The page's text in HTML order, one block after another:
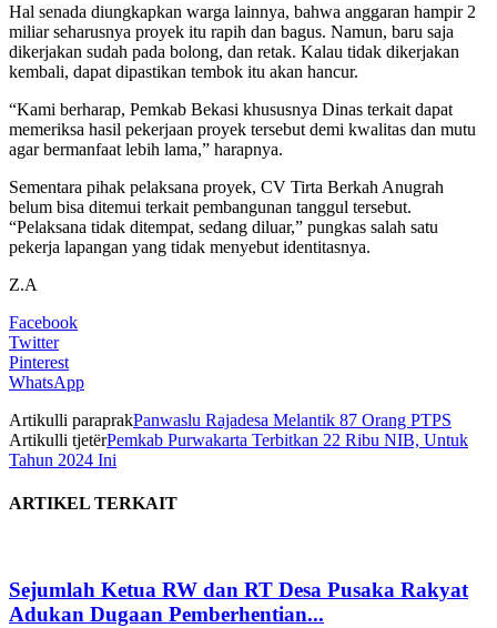
Hal senada diungkapkan warga lainnya, bahwa anggaran hampir 2
miliar seharusnya proyek itu rapih dan bagus. Namun, baru saja
dikerjakan sudah pada bolong, dan retak. Kalau tidak dikerjakan
kembali, dapat dipastikan tembok itu akan hancur.
“Kami berharap, Pemkab Bekasi khususnya Dinas terkait dapat
memeriksa hasil pekerjaan proyek tersebut demi kwalitas dan mutu
agar bermanfaat lebih lama,” harapnya.
Sementara pihak pelaksana proyek, CV Tirta Berkah Anugrah
belum bisa ditemui terkait pembangunan tanggul tersebut.
“Pelaksana tidak ditempat, sedang diluar,” pungkas salah satu
pekerja lapangan yang tidak menyebut identitasnya.
Z.A
Facebook
Twitter
Pinterest
WhatsApp
Artikulli paraprakPanwaslu Rajadesa Melantik 87 Orang PTPS
Artikulli tjetërPemkab Purwakarta Terbitkan 22 Ribu NIB, Untuk
Tahun 2024 Ini
ARTIKEL TERKAIT
Sejumlah Ketua RW dan RT Desa Pusaka Rakyat
Adukan Dugaan Pemberhentian...